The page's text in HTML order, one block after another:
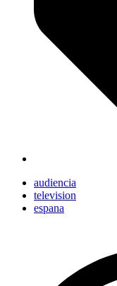
audiencia
television
espana